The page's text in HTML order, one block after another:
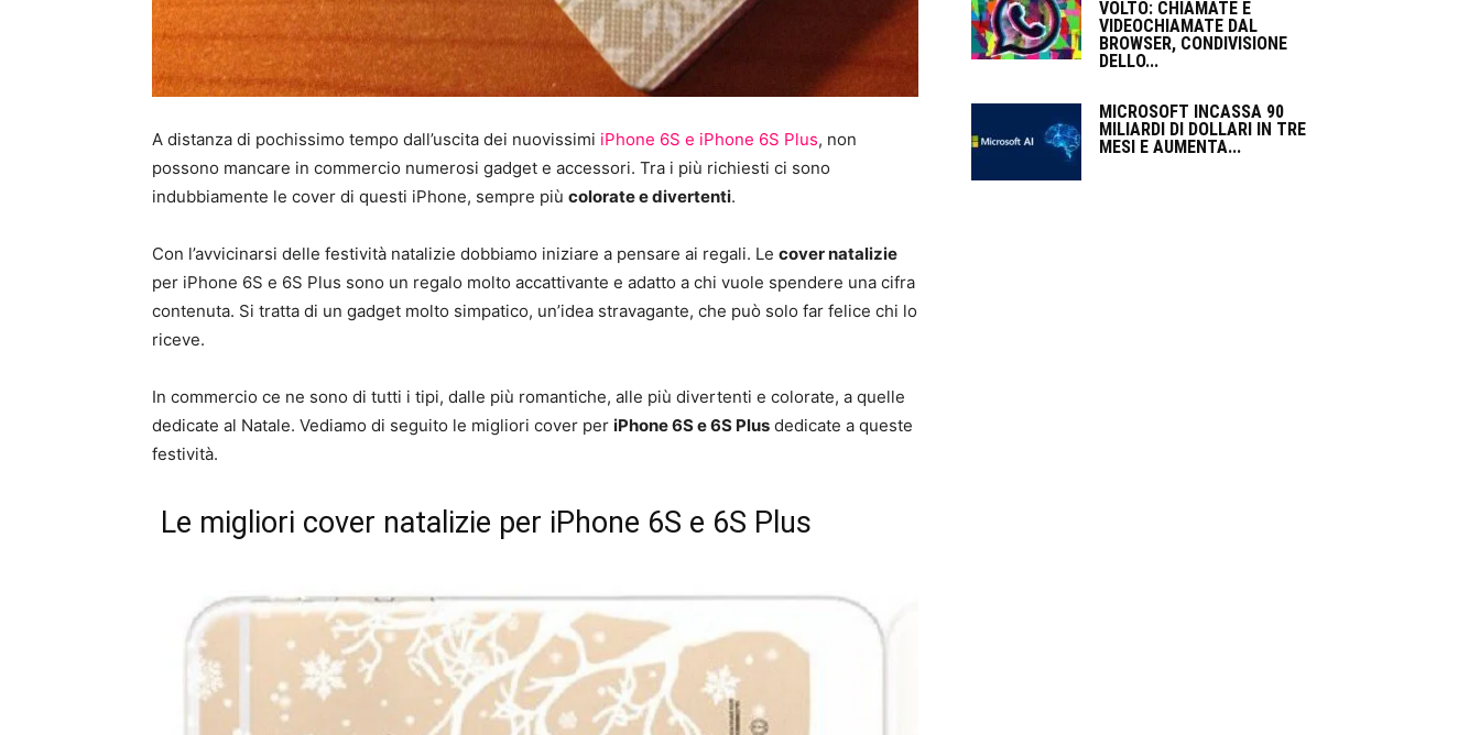
A distanza di pochissimo tempo dall’uscita dei nuovissimi iPhone 6S e iPhone 6S Plus, non
possono mancare in commercio numerosi gadget e accessori. Tra i più richiesti ci sono
indubbiamente le cover di questi iPhone, sempre più colorate e divertenti.
Con l’avvicinarsi delle festività natalizie dobbiamo iniziare a pensare ai regali. Le cover natalizie
per iPhone 6S e 6S Plus sono un regalo molto accattivante e adatto a chi vuole spendere una cifra
contenuta. Si tratta di un gadget molto simpatico, un’idea stravagante, che può solo far felice chi lo
riceve.
In commercio ce ne sono di tutti i tipi, dalle più romantiche, alle più divertenti e colorate, a quelle
dedicate al Natale. Vediamo di seguito le migliori cover per iPhone 6S e 6S Plus dedicate a queste
festività.
Le migliori cover natalizie per iPhone 6S e 6S Plus
VOLTO: CHIAMATE E
VIDEOCHIAMATE DAL
BROWSER, CONDIVISIONE
DELLO...
MICROSOFT INCASSA 90
MILIARDI DI DOLLARI IN TRE
MESI E AUMENTA...